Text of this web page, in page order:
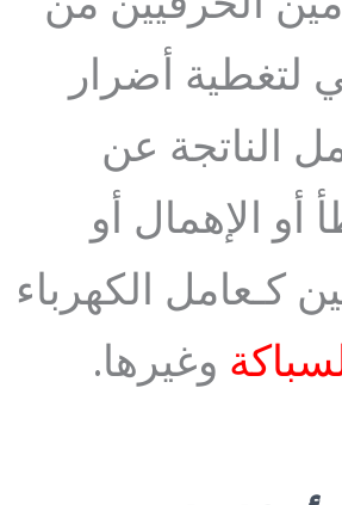
لتغطية أضرار
الناتجة عن
الإهمال أو
كـعامل الكهرباء
وغيرها.